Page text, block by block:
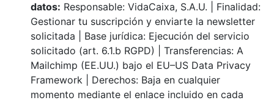
datos: Responsable: VidaCaixa, S.A.U. | Finalidad:
Gestionar tu suscripción y enviarte la newsletter
solicitada | Base jurídica: Ejecución del servicio
solicitado (art. 6.1.b RGPD) | Transferencias: A
Mailchimp (EE.UU.) bajo el EU–US Data Privacy
Framework | Derechos: Baja en cualquier
momento mediante el enlace incluido en cada